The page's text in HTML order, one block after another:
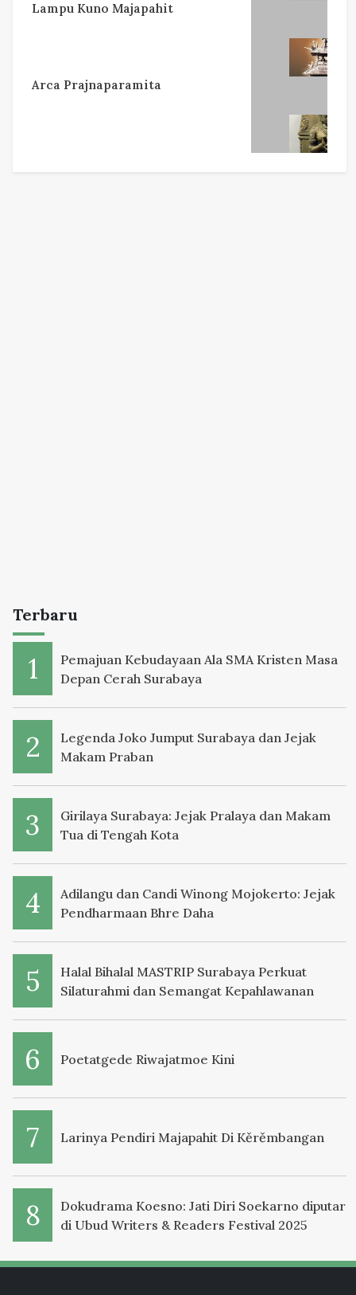
Lampu Kuno Majapahit
Arca Prajnaparamita
Terbaru
Pemajuan Kebudayaan Ala SMA Kristen Masa
Depan Cerah Surabaya
Legenda Joko Jumput Surabaya dan Jejak
Makam Praban
Girilaya Surabaya: Jejak Pralaya dan Makam
Tua di Tengah Kota
Adilangu dan Candi Winong Mojokerto: Jejak
Pendharmaan Bhre Daha
Halal Bihalal MASTRIP Surabaya Perkuat
Silaturahmi dan Semangat Kepahlawanan
Poetatgede Riwajatmoe Kini
Larinya Pendiri Majapahit Di Kěrěmbangan
Dokudrama Koesno: Jati Diri Soekarno diputar
di Ubud Writers & Readers Festival 2025